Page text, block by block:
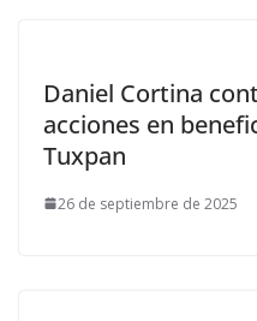
Daniel Cortina
acciones en
Tuxpan
26 de septiembre de 2025